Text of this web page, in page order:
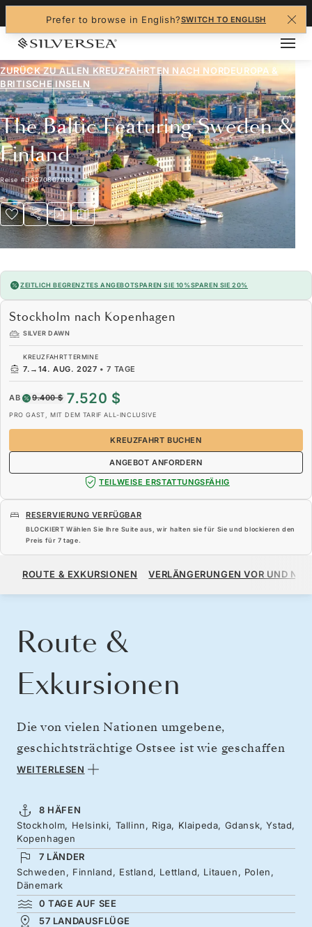
Prefer to browse in English?SWITCH TO ENGLISH
ZURÜCK ZU ALLEN KREUZFAHRTEN NACH NORDEUROPA &
BRITISCHE INSELN
The Baltic Featuring Sweden &
Finland
Reise #DA270807007
ZEITLICH BEGRENZTES ANGEBOTSPAREN SIE 10%SPAREN SIE 20%
Stockholm nach Kopenhagen
SILVER DAWN
KREUZFAHRTTERMINE
7. → 14. AUG. 2027 •7 TAGE
AB 9.400 $ 7.520 $
PRO GAST, MIT DEM TARIF ALL-INCLUSIVE
KREUZFAHRT BUCHEN
ANGEBOT ANFORDERN
TEILWEISE ERSTATTUNGSFÄHIG
RESERVIERUNG VERFÜGBAR
BLOCKIERT Wählen Sie Ihre Suite aus, wir halten sie für Sie und blockieren den
Preis für 7 tage.
7.520 $
ROUTE & EXKURSIONEN VERLÄNGERUNGEN VOR UND
Route &
Exkursionen
Die von vielen Nationen umgebene,
geschichtsträchtige Ostsee ist wie geschaffen
für eine einwöchige Reise – jeden Tag erwartet
aufragenden Kirchtürmen über eleganten
Modernismus bis hin zu den mittelalterlichen
Wachtürmen von Tallinn. Der August ist der
ideale Monat, um die leicht windigen,
maritimen Hauptstädte Skandinaviens und die
von der UNESCO gefeierten
WEITERLESEN
8 HÄFEN
Stockholm, Helsinki, Tallinn, Riga, Klaipeda, Gdansk, Ystad,
Kopenhagen
7 LÄNDER
Schweden, Finnland, Estland, Lettland, Litauen, Polen,
Dänemark
0 TAGE AUF SEE
57 LANDAUSFLÜGE